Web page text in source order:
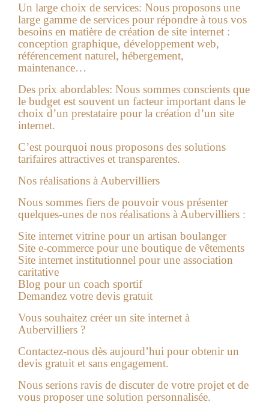
Un large choix de services: Nous proposons une
large gamme de services pour répondre à tous vos
besoins en matière de création de site internet :
conception graphique, développement web,
référencement naturel, hébergement,
maintenance…
Des prix abordables: Nous sommes conscients que
le budget est souvent un facteur important dans le
choix d’un prestataire pour la création d’un site
internet.
C’est pourquoi nous proposons des solutions
tarifaires attractives et transparentes.
Nos réalisations à Aubervilliers
Nous sommes fiers de pouvoir vous présenter
quelques-unes de nos réalisations à Aubervilliers :
Site internet vitrine pour un artisan boulanger
Site e-commerce pour une boutique de vêtements
Site internet institutionnel pour une association
caritative
Blog pour un coach sportif
Demandez votre devis gratuit
Vous souhaitez créer un site internet à
Aubervilliers ?
Contactez-nous dès aujourd’hui pour obtenir un
devis gratuit et sans engagement.
Nous serions ravis de discuter de votre projet et de
vous proposer une solution personnalisée.